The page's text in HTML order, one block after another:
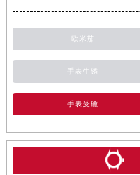
欧米茄
手表生锈
手表受磁